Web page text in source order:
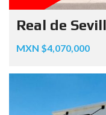
Real de
MXN $4,070,000